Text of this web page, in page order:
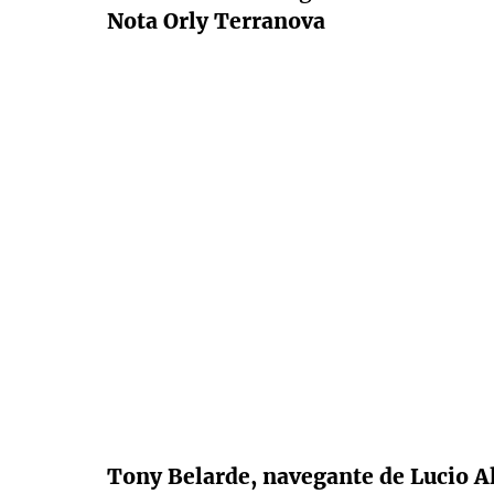
Nota Orly Terranova
Tony Belarde, navegante de Lucio